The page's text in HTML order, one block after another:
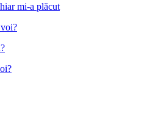
mi-a plăcut